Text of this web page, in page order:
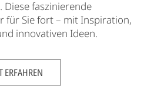
Diese faszinierende
für Sie fort – mit Inspiration,
innovativen Ideen.
ERFAHREN